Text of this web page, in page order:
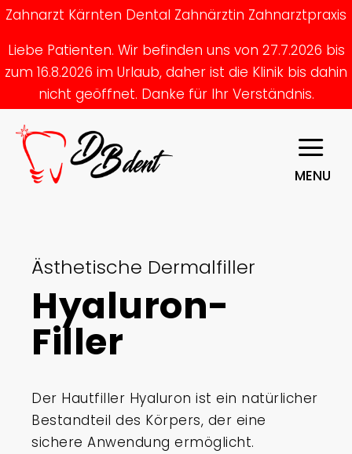
Zahnarzt Kärnten Dental Zahnärztin Zahnarztpraxis
Liebe Patienten. Wir befinden uns von 27.7.2026 bis
zum 16.8.2026 im Urlaub, daher ist die Klinik bis dahin
nicht geöffnet. Danke für Ihr Verständnis.
MENU
Ästhetische Dermalfiller
Hyaluron-
Filler
Der Hautfiller Hyaluron ist ein natürlicher
Bestandteil des Körpers, der eine
sichere Anwendung ermöglicht.